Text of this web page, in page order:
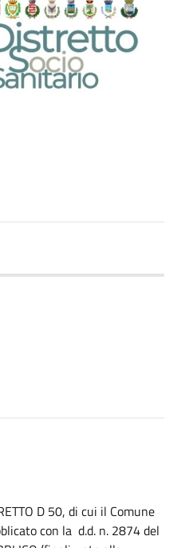
D 50, di cui il Comune
con la d.d. n. 2874 del